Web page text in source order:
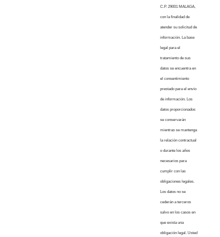
C.P. 29001 MALAGA,
con la finalidad de
atender su solicitud de
información. La base
legal para el
tratamiento de sus
datos se encuentra en
el consentimiento
prestado para el envío
de información. Los
datos proporcionados
se conservarán
mientras se mantenga
la relación contractual
o durante los años
necesarios para
cumplir con las
obligaciones legales.
Los datos no se
cederán a terceros
salvo en los casos en
que exista una
obligación legal. Usted